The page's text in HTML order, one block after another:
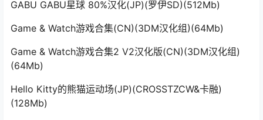
GABU GABU星球 80%汉化(JP)(罗伊SD)(512Mb)
Game & Watch游戏合集(CN)(3DM汉化组)(64Mb)
Game & Watch游戏合集2 V2汉化版(CN)(3DM汉化组)
(64Mb)
Hello Kitty的熊猫运动场(JP)(CROSSTZCW&卡融)
(128Mb)